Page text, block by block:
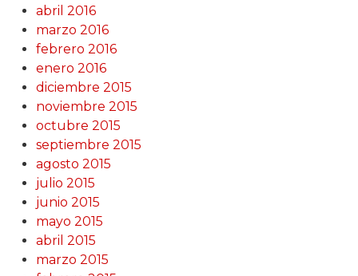
abril 2016
marzo 2016
febrero 2016
enero 2016
diciembre 2015
noviembre 2015
octubre 2015
septiembre 2015
agosto 2015
julio 2015
junio 2015
mayo 2015
abril 2015
marzo 2015